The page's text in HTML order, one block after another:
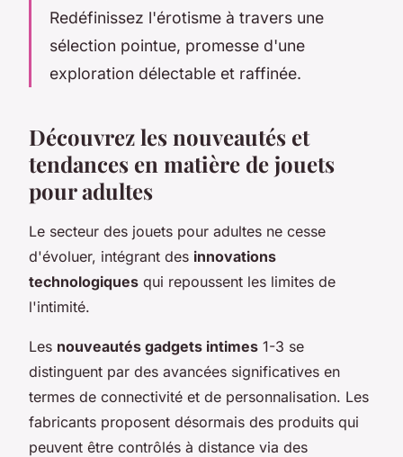
Redéfinissez l'érotisme à travers une
sélection pointue, promesse d'une
exploration délectable et raffinée.
Découvrez les nouveautés et
tendances en matière de jouets
pour adultes
Le secteur des jouets pour adultes ne cesse
d'évoluer, intégrant des innovations
technologiques qui repoussent les limites de
l'intimité.
Les nouveautés gadgets intimes 1-3 se
distinguent par des avancées significatives en
termes de connectivité et de personnalisation. Les
fabricants proposent désormais des produits qui
peuvent être contrôlés à distance via des